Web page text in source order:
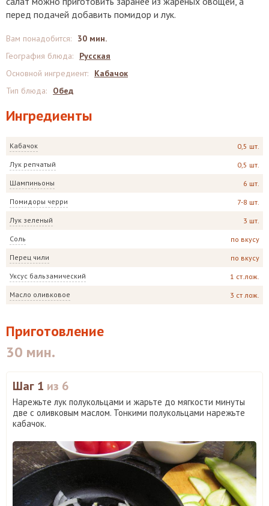
перед подачей добавить помидор и лук.
Ингредиенты
Кабачок 0,5 шт.
Лук репчатый 0,5 шт.
Шампиньоны 6 шт.
Помидоры черри 7-8 шт.
Лук зеленый 3 шт.
Соль по вкусу
Перец чили по вкусу
Уксус бальзамический 1 ст.лож.
Масло оливковое 3 ст лож.
Вам понадобится:
30 мин.
География блюда:
Русская
Основной ингредиент:
Кабачок
Тип блюда: Обед
Приготовление
30 мин.
Шаг 1 из 6
Нарежьте лук полукольцами и жарьте до мягкости минуты
две с оливковым маслом. Тонкими полукольцами нарежьте
кабачок.